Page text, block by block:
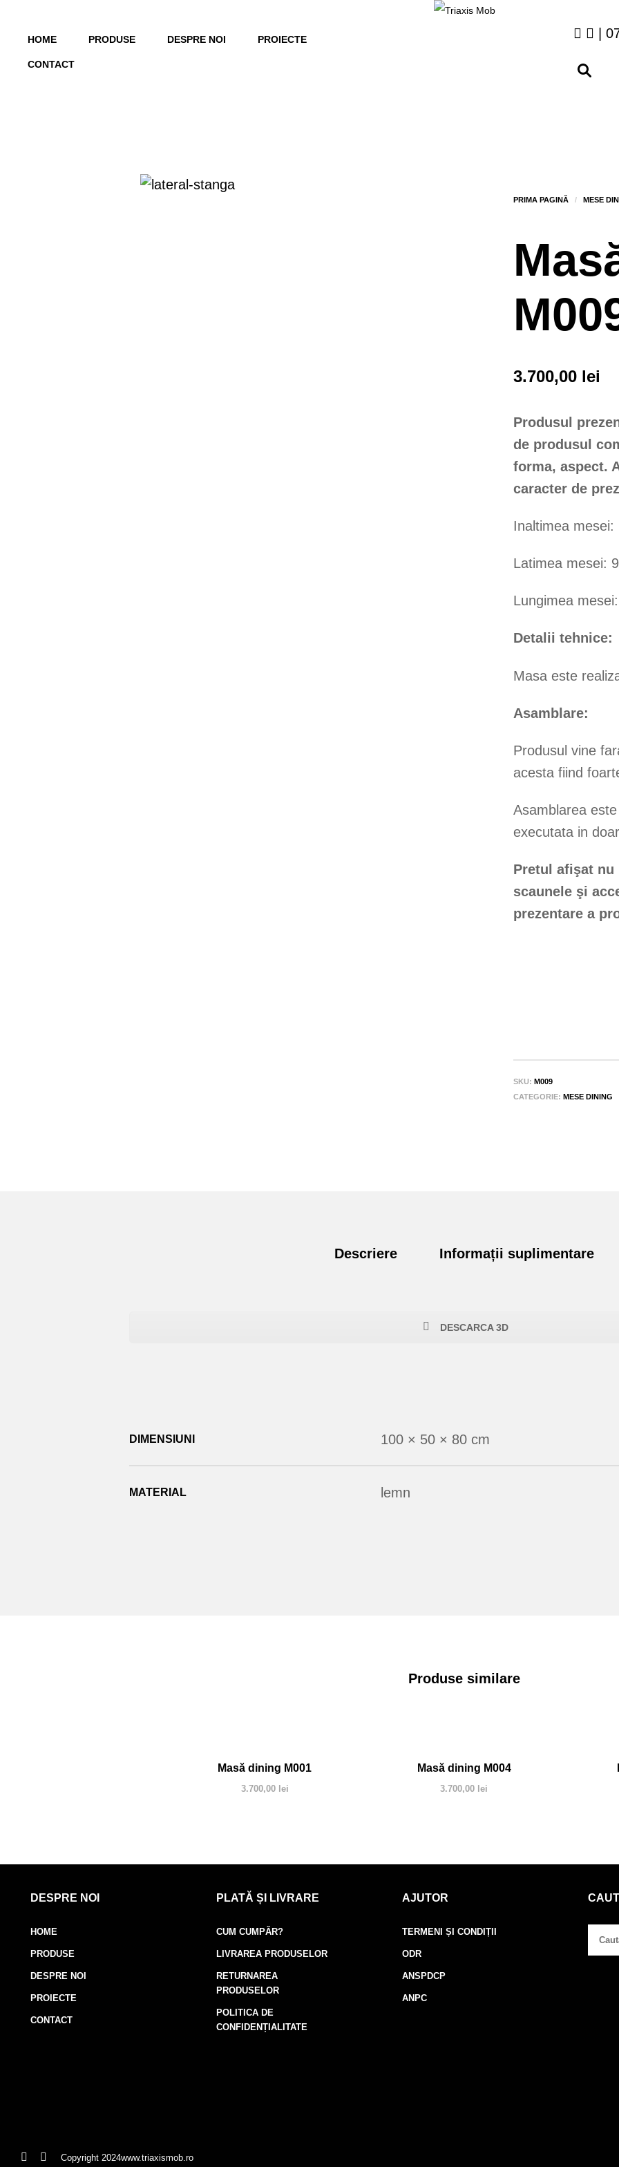
HOME PRODUSE DESPRE NOI PROIECTE
CONTACT
|
3.700,00 lei
Produsul
de produsul
forma, aspect.
caracter de
Inaltimea mesei:
Latimea mesei:
Lungimea
Detalii tehnice:
Masa este
Asamblare:
Produsul vine
acesta fiind
Asamblarea
executata in
Pretul afişat
scaunele şi
prezentare a
SKU: M009
CATEGORIE: MESE DINING
Descriere Informații suplimentare
DESCARCA 3D
DIMENSIUNI 100 × 50 × 80 cm
MATERIAL lemn
Produse similare
Masă dining M001
3.700,00 lei
Masă dining M004
3.700,00 lei
DESPRE NOI
HOME
PRODUSE
DESPRE NOI
PROIECTE
CONTACT
PLATĂ ȘI LIVRARE
CUM CUMPĂR?
LIVRAREA PRODUSELOR
RETURNAREA
PRODUSELOR
POLITICA DE
CONFIDENȚIALITATE
AJUTOR
TERMENI ȘI CONDIȚII
ODR
ANSPDCP
ANPC
Copyright 2024www.triaxismob.ro